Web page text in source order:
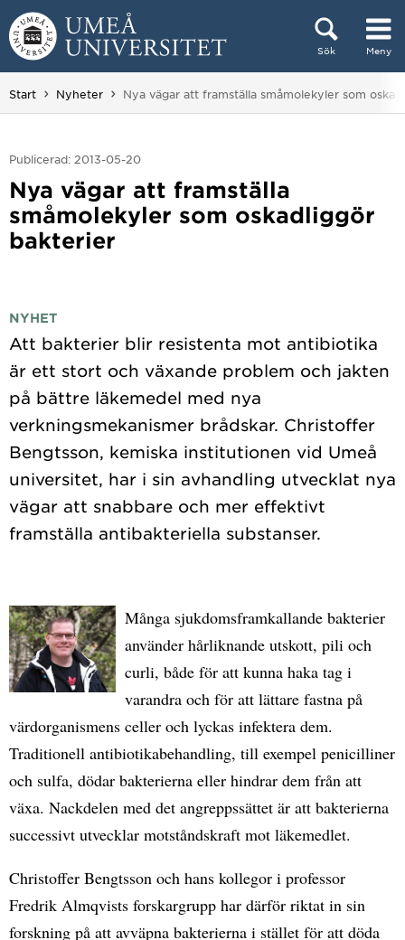
Hoppa direkt till innehållet
Sök Meny
Huvudmenyn dold.
Start Nyheter Du är här:
Nya vägar att framställa småmolekyler som
Publicerad: 2013-05-20
Nya vägar att framställa
småmolekyler som oskadliggör
bakterier
NYHET
Att bakterier blir resistenta mot antibiotika
är ett stort och växande problem och jakten
på bättre läkemedel med nya
verkningsmekanismer brådskar. Christoffer
Bengtsson, kemiska institutionen vid Umeå
universitet, har i sin avhandling utvecklat nya
vägar att snabbare och mer effektivt
Många sjukdomsframkallande bakterier
använder hårliknande utskott, pili och
curli, både för att kunna haka tag i
varandra och för att lättare fastna på
värdorganismens celler och lyckas infektera dem.
Traditionell antibiotikabehandling, till exempel penicilliner
och sulfa, dödar bakterierna eller hindrar dem från att
växa. Nackdelen med det angreppssättet är att bakterierna
successivt utvecklar motståndskraft mot läkemedlet.
Christoffer Bengtsson och hans kollegor i professor
Fredrik Almqvists forskargrupp har därför riktat in sin
forskning på att avväpna bakterierna i stället för att döda